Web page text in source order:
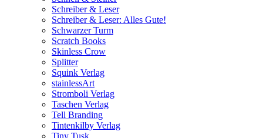
Schreiber & Leser
Schreiber & Leser: Alles Gute!
Schwarzer Turm
Scratch Books
Skinless Crow
Splitter
Squink Verlag
stainlessArt
Stromboli Verlag
Taschen Verlag
Tell Branding
Tintenkilby Verlag
Tiny Tusk